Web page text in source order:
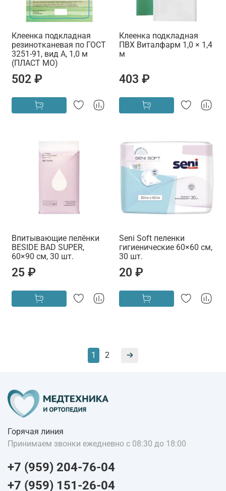
Клеенка подкладная
резинотканевая по ГОСТ
3251-91, вид А, 1,0 м
(ПЛАСТ МО)
502 ₽
Клеенка подкладная
ПВХ Виталфарм 1,0 × 1,4
м
403 ₽
Впитывающие пелёнки
BESIDE BAD SUPER,
60×90 см, 30 шт.
25 ₽
Seni Soft пеленки
гигиенические 60×60 см,
30 шт.
20 ₽
1 2
Горячая линия
Принимаем звонки ежедневно с 08:30 до 18:00
+7 (959) 204-76-04
+7 (959) 151-26-04